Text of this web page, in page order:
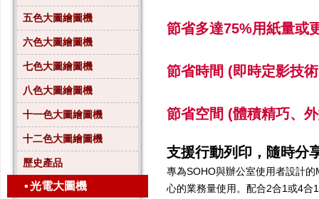
五色大圖繪圖機
六色大圖繪圖機
七色大圖繪圖機
八色大圖繪圖機
十一色大圖繪圖機
十二色大圖繪圖機
歷史產品
▪光電大圖機
節省多達75%用紙量或
節省時間 (即時定影技
節省空間 (體積精巧、
支援行動列印，隨時分
專為SOHO與辦公室使用者設計
心的業務量使用。配合2合1或4合